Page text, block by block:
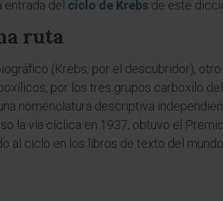
del ciclo de Krebs de este
ruta
(Krebs, por el descubridor),
por los tres grupos carboxilo
nomenclatura descriptiva
la vía cíclica en 1937, obtuvo el
al ciclo en los libros de texto del mundo